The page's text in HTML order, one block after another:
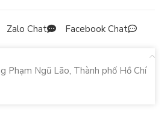
Zalo Chat Facebook Chat
Phạm Ngũ Lão, Thành phố Hồ Chí